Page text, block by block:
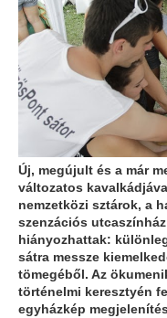
Új, megújult és a már
változatos
nemzetközi sztárok, a
szenzációs
hiányozhattak:
sátra messze
tömegéből. Az
történelmi keresztyén
egyházkép